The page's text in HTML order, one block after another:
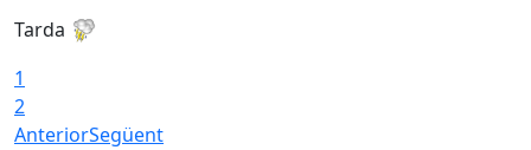
Tarda
1
2
AnteriorSegüent